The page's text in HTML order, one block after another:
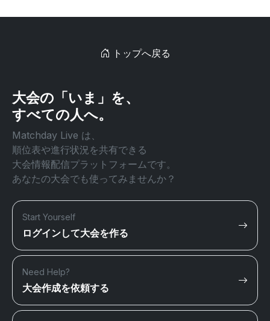
トップへ戻る
大会の「いま」を、
すべての人へ。
Matchday Live は、
順位表や進行状況を共有できる
大会情報配信プラットフォームです。
あなたの大会でも使ってみませんか？
Start Yourself
ログインして大会を作る
Need Help?
大会作成を依頼する